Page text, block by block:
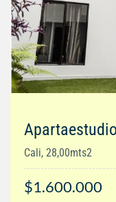
Cali, 28,00mts2
$1.600.000